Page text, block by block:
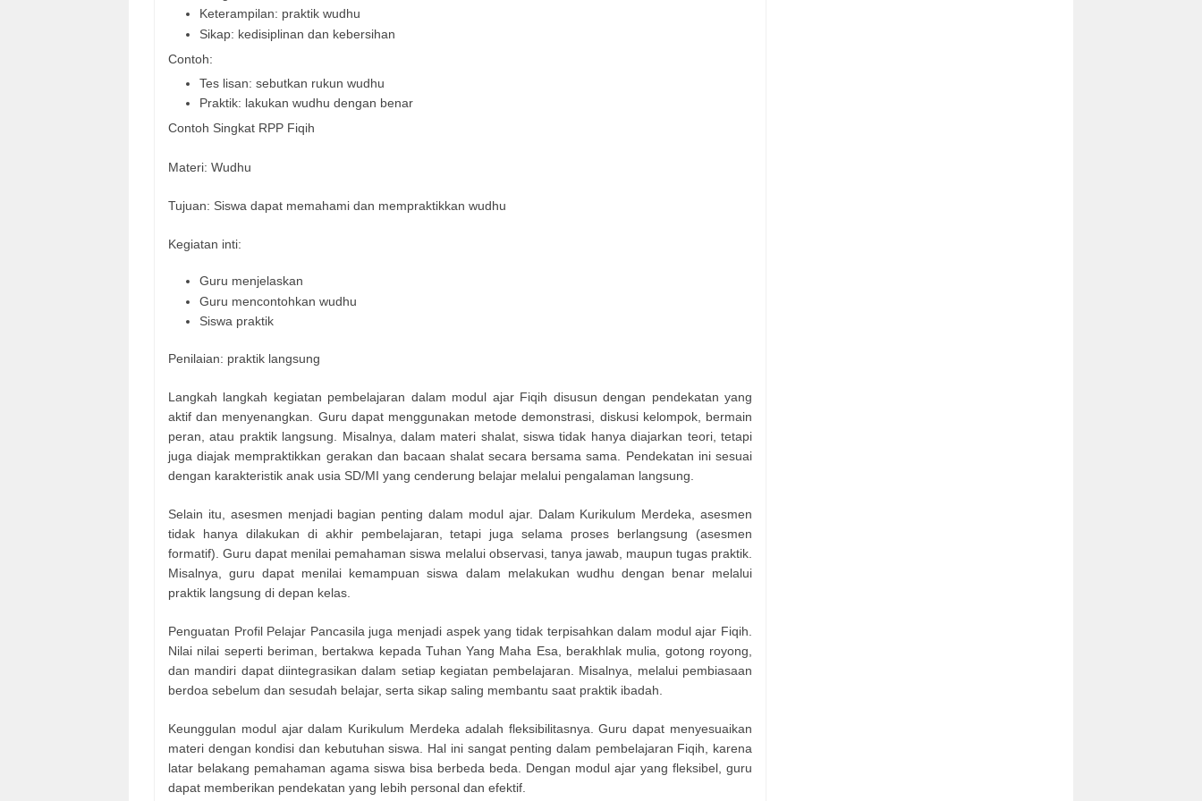
Keterampilan: praktik wudhu
Sikap: kedisiplinan dan kebersihan
Contoh:
Tes lisan: sebutkan rukun wudhu
Praktik: lakukan wudhu dengan benar
Contoh Singkat RPP Fiqih
Materi: Wudhu
Tujuan: Siswa dapat memahami dan mempraktikkan wudhu
Kegiatan inti:
Guru menjelaskan
Guru mencontohkan wudhu
Siswa praktik
Penilaian: praktik langsung
Langkah langkah kegiatan pembelajaran dalam modul ajar Fiqih disusun dengan pendekatan yang
aktif dan menyenangkan. Guru dapat menggunakan metode demonstrasi, diskusi kelompok, bermain
peran, atau praktik langsung. Misalnya, dalam materi shalat, siswa tidak hanya diajarkan teori, tetapi
juga diajak mempraktikkan gerakan dan bacaan shalat secara bersama sama. Pendekatan ini sesuai
dengan karakteristik anak usia SD/MI yang cenderung belajar melalui pengalaman langsung.
Selain itu, asesmen menjadi bagian penting dalam modul ajar. Dalam Kurikulum Merdeka, asesmen
tidak hanya dilakukan di akhir pembelajaran, tetapi juga selama proses berlangsung (asesmen
formatif). Guru dapat menilai pemahaman siswa melalui observasi, tanya jawab, maupun tugas praktik.
Misalnya, guru dapat menilai kemampuan siswa dalam melakukan wudhu dengan benar melalui
praktik langsung di depan kelas.
Penguatan Profil Pelajar Pancasila juga menjadi aspek yang tidak terpisahkan dalam modul ajar Fiqih.
Nilai nilai seperti beriman, bertakwa kepada Tuhan Yang Maha Esa, berakhlak mulia, gotong royong,
dan mandiri dapat diintegrasikan dalam setiap kegiatan pembelajaran. Misalnya, melalui pembiasaan
berdoa sebelum dan sesudah belajar, serta sikap saling membantu saat praktik ibadah.
Keunggulan modul ajar dalam Kurikulum Merdeka adalah fleksibilitasnya. Guru dapat menyesuaikan
materi dengan kondisi dan kebutuhan siswa. Hal ini sangat penting dalam pembelajaran Fiqih, karena
latar belakang pemahaman agama siswa bisa berbeda beda. Dengan modul ajar yang fleksibel, guru
dapat memberikan pendekatan yang lebih personal dan efektif.